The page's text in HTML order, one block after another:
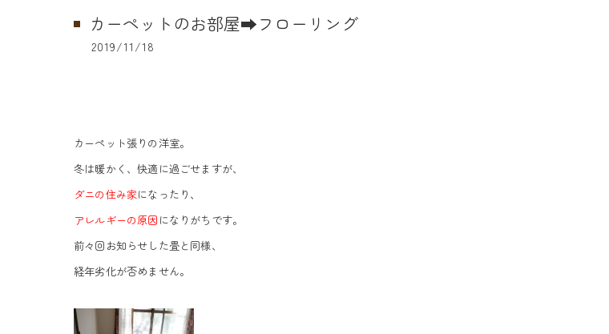
カーペットのお部屋➡フローリング
2019/11/18
カーペット張りの洋室。
冬は暖かく、快適に過ごせますが、
ダニの住み家になったり、
アレルギーの原因 になりがちです。
前々回お知らせした畳と同様、
経年劣化が否めません。